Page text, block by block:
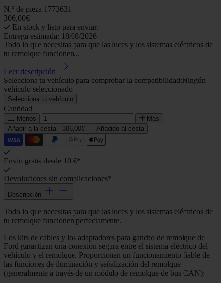
N.º de pieza 1773631
306,00€
En stock y listo para enviar.
Entrega estimada: 18/08/2026
Todo lo que necesitas para que las luces y los sistemas eléctricos de
tu remolque funcionen...
Leer descripción
Selecciona tu vehículo para comprobar la compatibilidad:Ningún
vehículo seleccionado
Selecciona tu vehículo
Cantidad
Menos
Más
Añadir a la cesta - 306,00€ Añadido al cesta
Envío gratis desde 10 €*
Devoluciones sin complicaciones*
Descripción
Todo lo que necesitas para que las luces y los sistemas eléctricos de
tu remolque funcionen perfectamente.
Los kits de cables y los adaptadores para gancho de remolque de
Ford garantizan una conexión segura entre el sistema eléctrico del
vehículo y el remolque. Proporcionan un funcionamiento fiable de
las funciones de iluminación y señalización del remolque
(generalmente a través de un módulo de remolque de bus CAN):